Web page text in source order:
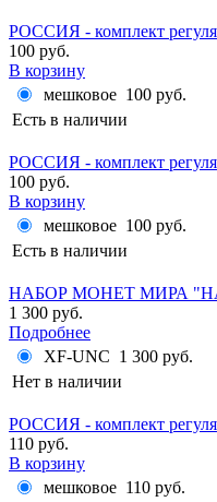
РОССИЯ - комплект
100 руб.
В корзину
мешковое 100 руб.
Есть в наличии
РОССИЯ - комплект
100 руб.
В корзину
мешковое 100 руб.
Есть в наличии
НАБОР МОНЕТ МИРА
1 300 руб.
Подробнее
XF-UNC 1 300 руб.
Нет в наличии
РОССИЯ - комплект
110 руб.
В корзину
мешковое 110 руб.